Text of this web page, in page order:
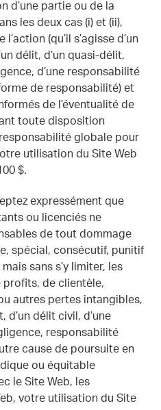
d’une partie ou de la
les deux cas (i) et (ii),
(qu’il s’agisse d’un
délit, d’un quasi-délit,
d’une responsabilité
de responsabilité) et
de l’éventualité de
toute disposition
globale pour
utilisation du Site Web
$.
expressément que
ou licenciés ne
de tout dommage
spécial, consécutif, punitif
sans s’y limiter, les
de clientèle,
autres pertes intangibles,
d’un délit civil, d’une
responsabilité
cause de poursuite en
ou équitable
le Site Web, les
votre utilisation du Site